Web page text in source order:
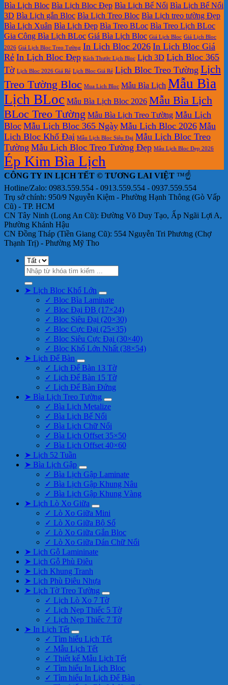
tphcm
tphcm
Lịch
Treo
Tường
Lịch
Bloc
Khổ
Đại
Lịch
Tết
TLV
In
lịch
Bloc
đẹp
ở
Bảng
giá
In
Lịch
Để
Bàn
Bìa Lịch Bloc Bìa Lịch Bloc Đẹp Bìa Lịch Bế Nổi Bìa Lịch Bế Nổi
3D Bìa Lịch gắn Bloc Bìa Lịch Treo Bloc Bìa Lịch treo tường Đẹp
Bìa Lịch Xuân Bìa Lịch Đẹp Bìa Treo BLoc Bìa Treo Lịch BLoc
Gia Công Bìa Lịch BLoc Giá Bìa Lịch Bloc Giá Lịch Bloc Giá Lịch Bloc
2026 Giá Lịch Bloc Treo Tường In Lịch Bloc 2026 In Lịch Bloc Giá
Rẻ In Lịch Bloc Đẹp Kích Thước Lịch Bloc Lịch 3D Lịch Bloc 365
Tờ Lịch Bloc 2026 Giá Rẻ Lịch Bloc Giá Rẻ Lịch Bloc Treo Tường Lịch
Treo Tường Bloc Mua Lich Bloc Mẫu Bìa Lịch Mẫu Bìa
Lịch BLoc Mẫu Bìa Lịch Bloc 2026 Mẫu Bìa Lịch
BLoc Treo Tường Mẫu Bìa Lịch Treo Tường Mẫu Lịch
Bloc Mẫu Lịch Bloc 365 Ngày Mẫu Lịch Bloc 2026 Mẫu
Lịch Bloc Khổ Đại Mẫu Lịch Bloc Siêu Đại Mẫu Lịch Bloc Treo
Tường Mẫu Lịch Bloc Treo Tường Đẹp Mẫu Lịch Bloc Đẹp 2026
Ép Kim Bìa Lịch
CÔNG TY IN LỊCH TẾT © TƯƠNG LAI VIỆT ™☝️
Hotline/Zalo: 0983.559.554 - 0913.559.554 - 0937.559.554
Trụ sở chính: 950/9 Nguyễn Kiệm - Phường Hạnh Thông (Gò Vấp
Cũ) - TP. HCM
CN Tây Ninh (Long An Cũ): Đường Võ Duy Tạo, Ấp Ngãi Lợi A,
Phường Khánh Hậu
CN Đồng Tháp (Tiền Giang Cũ): 554 Nguyễn Tri Phương (Chợ
Thạnh Trị) - Phường Mỹ Tho
Tìm
kiếm:
➤ Lịch Bloc Khổ Lớn
✓ Bloc Bìa Laminate
✓ Bloc Đại ĐB (17×24)
✓ Bloc Siêu Đại (20×30)
✓ Bloc Cực Đại (25×35)
✓ Bloc Siêu Cực Đại (30×40)
✓ Bloc Khổ Lớn Nhất (38×54)
➤ Lịch Để Bàn
✓ Lịch Để Bàn 13 Tờ
✓ Lịch Để Bàn 15 Tờ
✓ Lịch Để Bàn Đứng
➤ Bìa Lịch Treo Tường
✓ Bìa Lịch Metalize
✓ Bìa Lịch Bế Nổi
✓ Bìa Lịch Chữ Nổi
✓ Bìa Lịch Offset 35×50
✓ Bìa Lịch Offset 40×60
➤ Lịch 52 Tuần
➤ Bìa Lịch Gập
✓ Bìa Lịch Gập Laminate
✓ Bìa Lịch Gập Khung Nâu
✓ Bìa Lịch Gập Khung Vàng
➤ Lịch Lò Xo Giữa
✓ Lò Xo Giữa Mini
✓ Lò Xo Giữa Bộ Số
✓ Lò Xo Giữa Gắn Bloc
✓ Lò Xo Giữa Dán Chữ Nổi
➤ Lịch Gỗ Lamininate
➤ Lịch Gỗ Phù Điêu
➤ Lịch Khung Tranh
➤ Lịch Phù Điêu Nhựa
➤ Lịch Tờ Treo Tường
✓ Lịch Lò Xo 7 Tờ
✓ Lịch Nẹp Thiếc 5 Tờ
✓ Lịch Nẹp Thiếc 7 Tờ
➤ In Lịch Tết
✓ Tìm hiểu Lịch Tết
✓ Mẫu Lịch Tết
✓ Thiết kế Mẫu Lịch Tết
✓ Tìm hiểu In Lịch Bloc
✓ Tìm hiểu In Lịch Để Bàn